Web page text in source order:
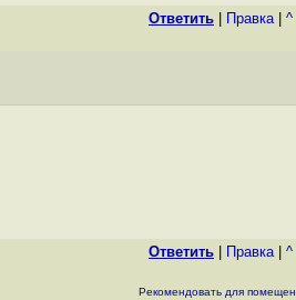
Ответить Правка| ^
Ответить Правка| ^
Рекомендовать для